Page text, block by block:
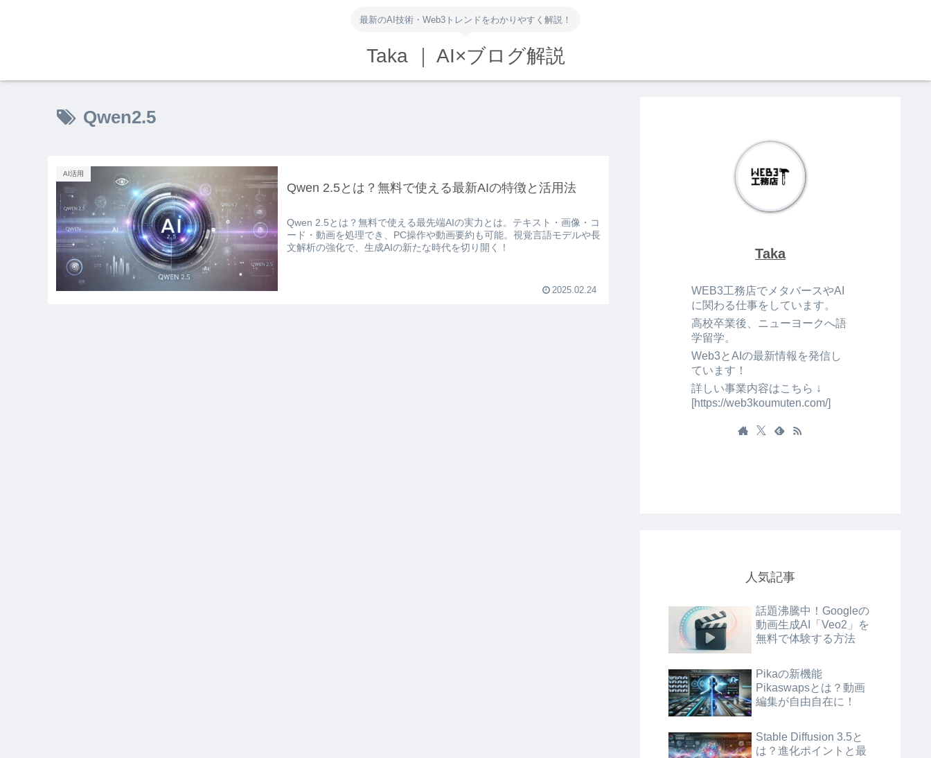
最新のAI技術・Web3トレンドをわかりやすく解説！
Taka ｜ AI×ブログ解説
Qwen2.5
AI活用
Qwen 2.5とは？無料で使える最新AIの特徴と活用法
Qwen 2.5とは？無料で使える最先端AIの実力とは。テキスト・画像・コ
ード・動画を処理でき、PC操作や動画要約も可能。視覚言語モデルや長
文解析の強化で、生成AIの新たな時代を切り開く！
2025.02.24
Taka
WEB3工務店でメタバースやAI
に関わる仕事をしています。
高校卒業後、ニューヨークへ語
学留学。
Web3とAIの最新情報を発信し
ています！
詳しい事業内容はこちら ↓
[https://web3koumuten.com/]
人気記事
話題沸騰中！Googleの
動画生成AI「Veo2」を
無料で体験する方法
Pikaの新機能
Pikaswapsとは？動画
編集が自由自在に！
Stable Diffusion 3.5と
は？進化ポイントと最